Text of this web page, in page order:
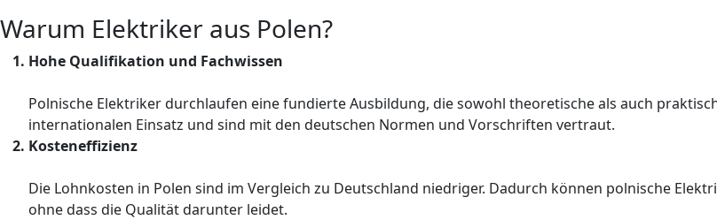
Warum Elektriker aus Polen?
Hohe Qualifikation und Fachwissen
Polnische Elektriker durchlaufen eine fundierte Ausbildung, die sowohl theoretische als auch
internationalen Einsatz und sind mit den deutschen Normen und Vorschriften vertraut.
Kosteneffizienz
Die Lohnkosten in Polen sind im Vergleich zu Deutschland niedriger. Dadurch können polnische
ohne dass die Qualität darunter leidet.